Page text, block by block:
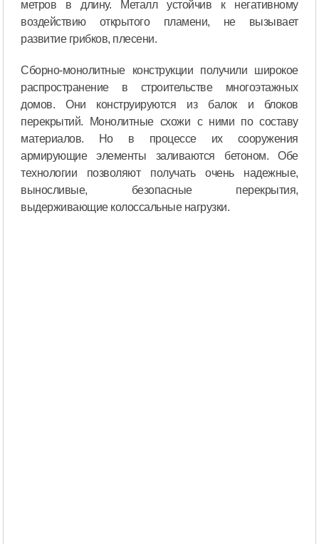
метров в длину. Металл устойчив к негативному
воздействию открытого пламени, не вызывает
развитие грибков, плесени.
Сборно-монолитные конструкции получили широкое
распространение в строительстве многоэтажных
домов. Они конструируются из балок и блоков
перекрытий. Монолитные схожи с ними по составу
материалов. Но в процессе их сооружения
армирующие элементы заливаются бетоном. Обе
технологии позволяют получать очень надежные,
выносливые, безопасные перекрытия,
выдерживающие колоссальные нагрузки.